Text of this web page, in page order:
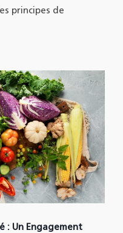
principes de
: Un Engagement